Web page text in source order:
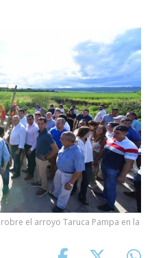
el arroyo Taruca Pampa en la